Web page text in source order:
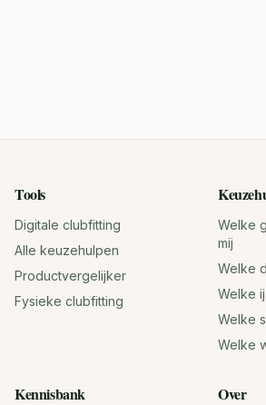
Tools
Digitale clubfitting
Alle keuzehulpen
Productvergelijker
Fysieke clubfitting
Welke
mij
Welke
Welke
Welke
Welke
Kennisbank Over